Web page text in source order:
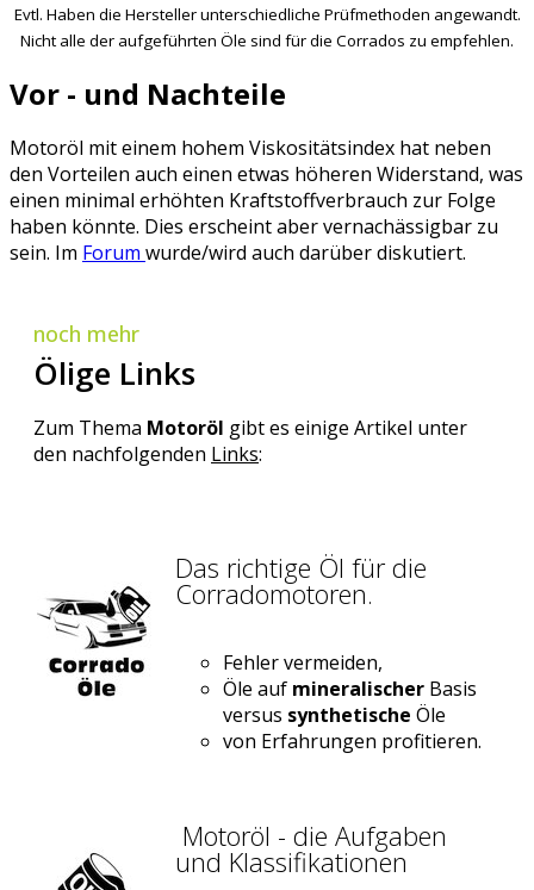
Evtl. Haben die Hersteller unterschiedliche Prüfmethoden angewandt.
Nicht alle der aufgeführten Öle sind für die Corrados zu empfehlen.
Vor - und Nachteile
Motoröl mit einem hohem Viskositätsindex hat neben
den Vorteilen auch einen etwas höheren Widerstand, was
einen minimal erhöhten Kraftstoffverbrauch zur Folge
haben könnte. Dies erscheint aber vernachässigbar zu
sein. Im Forum wurde/wird auch darüber diskutiert.
noch mehr
Ölige Links
Zum Thema Motoröl gibt es einige Artikel unter
den nachfolgenden Links:
Das richtige Öl für die
Corradomotoren.
Fehler vermeiden,
Öle auf mineralischer Basis
versus synthetische Öle
von Erfahrungen profitieren.
Motoröl - die Aufgaben
und Klassifikationen